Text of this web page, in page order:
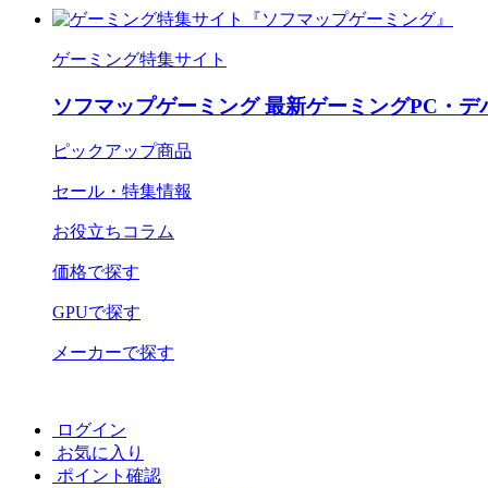
ゲーミング特集サイト
ソフマップゲーミング 最新ゲーミングPC・デ
ピックアップ商品
セール・特集情報
お役立ちコラム
価格で探す
GPUで探す
メーカーで探す
ログイン
お気に入り
ポイント確認